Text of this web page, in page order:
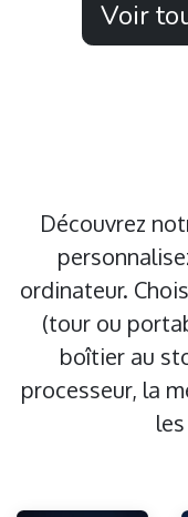
Voir
Découvrez
ordinateur.
(tour ou
boîtier au
processeur, la